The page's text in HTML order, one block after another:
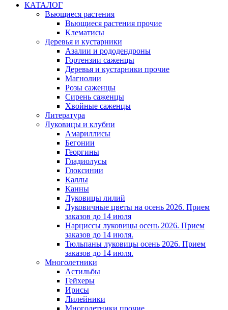
КАТАЛОГ
Вьющиеся растения
Вьющиеся растения прочие
Клематисы
Деревья и кустарники
Азалии и рододендроны
Гортензии саженцы
Деревья и кустарники прочие
Магнолии
Розы саженцы
Сирень саженцы
Хвойные саженцы
Литература
Луковицы и клубни
Амариллисы
Бегонии
Георгины
Гладиолусы
Глоксинии
Каллы
Канны
Луковицы лилий
Луковичные цветы на осень 2026. Прием
заказов до 14 июля
Нарциссы луковицы осень 2026. Прием
заказов до 14 июля.
Тюльпаны луковицы осень 2026. Прием
заказов до 14 июля.
Многолетники
Астильбы
Гейхеры
Ирисы
Лилейники
Многолетники прочие